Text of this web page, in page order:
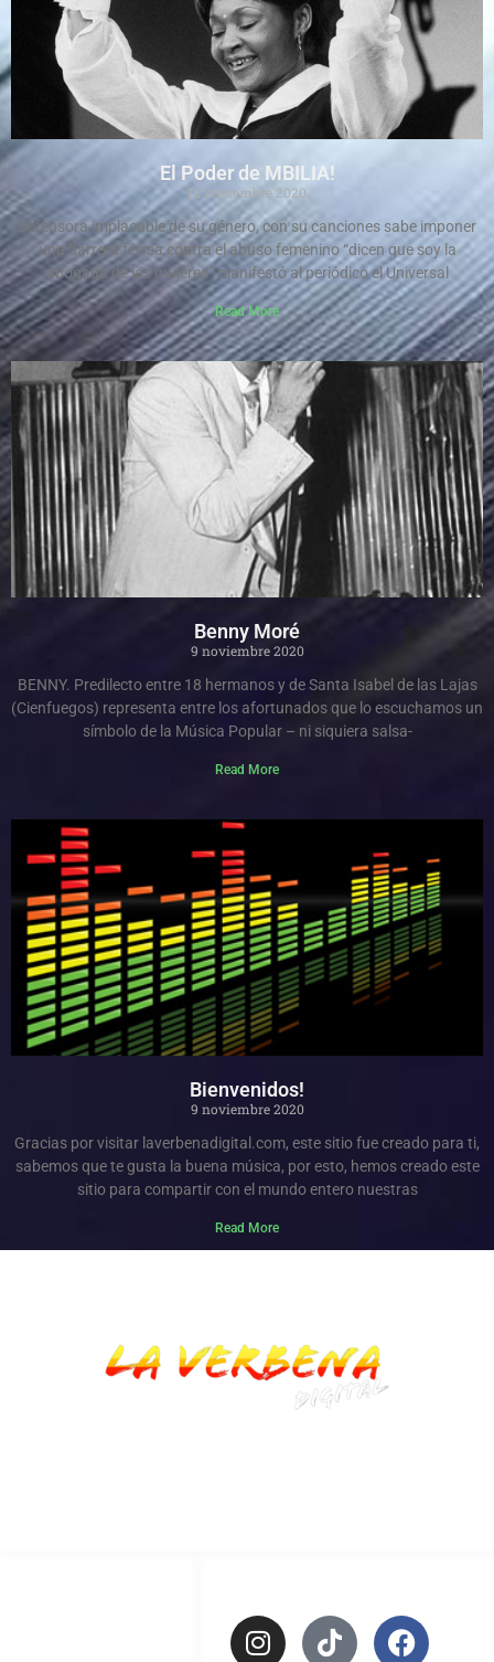
El Poder de MBILIA!
12 noviembre 2020
Defensora implacable de su género, con su canciones sabe imponer
una barrera férrea contra el abuso femenino “dicen que soy la
abogada de las mujeres” manifestó al periódico el Universal
Read More
Benny Moré
9 noviembre 2020
BENNY. Predilecto entre 18 hermanos y de Santa Isabel de las Lajas
(Cienfuegos) representa entre los afortunados que lo escuchamos un
símbolo de la Música Popular – ni siquiera salsa-
Read More
Bienvenidos!
9 noviembre 2020
Gracias por visitar laverbenadigital.com, este sitio fue creado para ti,
sabemos que te gusta la buena música, por esto, hemos creado este
sitio para compartir con el mundo entero nuestras
Read More